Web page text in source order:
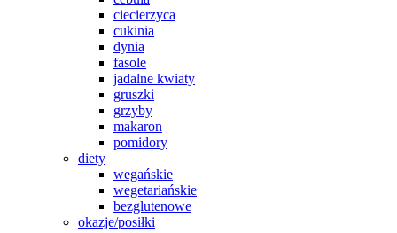
ciecierzyca
cukinia
dynia
fasole
jadalne kwiaty
gruszki
grzyby
makaron
pomidory
diety
wegańskie
wegetariańskie
bezglutenowe
okazje/posiłki